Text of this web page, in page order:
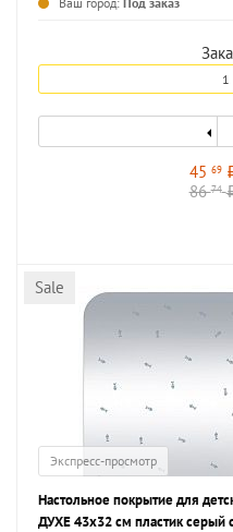
1
45 69
8674
Sale
Экспресс-просмотр
Настольное покрытие для
ДУХЕ 43х32 см пластик серый